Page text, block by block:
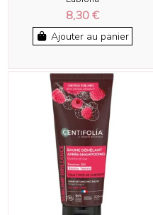
8,30 €
Ajouter au panier